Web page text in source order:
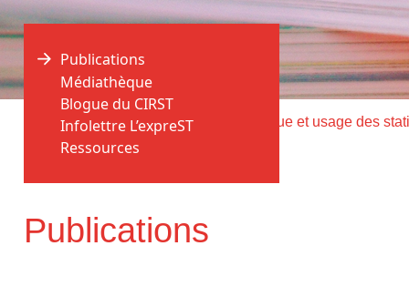
Accueil > Publications >
Publications
Publications
Médiathèque
Blogue du CIRST
Infolettre L’expreST
Ressources